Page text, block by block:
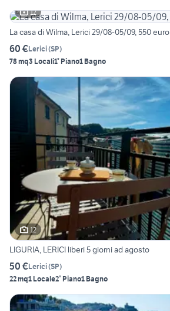
12
La casa di Wilma, Lerici 29/08-05/09, 550 euro
60 €Lerici(SP)
78 mq3 Locali1° Piano1 Bagno
12
LIGURIA, LERICI liberi 5 giorni ad agosto
50 €Lerici(SP)
22 mq1 Locale2° Piano1 Bagno